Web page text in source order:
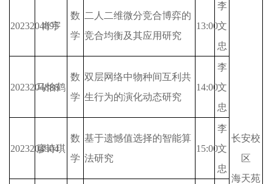
2023204895
肖宇
数
学
二人二维微分竞合博弈的
竞合均衡及其应用研究
13:00
李
文
忠
长安校
区
海天苑
2023204886
马怡鹤
数
学
双层网络中物种间互利共
生行为的演化动态研究
14:00
李
文
忠
2023204904
廖诗琪
数
学
基于遗憾值选择的智能算
法研究
15:00
李
文
忠